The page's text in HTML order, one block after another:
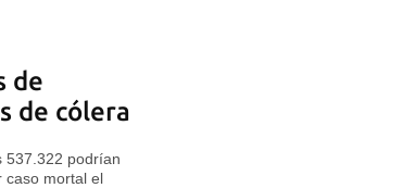
de
de cólera
537.322 podrían
caso mortal el